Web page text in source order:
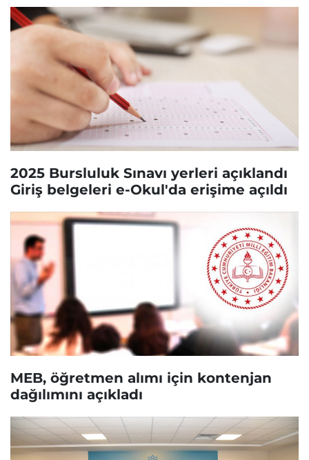
2025 Bursluluk Sınavı yerleri açıklandı
Giriş belgeleri e-Okul'da erişime açıldı
MEB, öğretmen alımı için kontenjan
dağılımını açıkladı